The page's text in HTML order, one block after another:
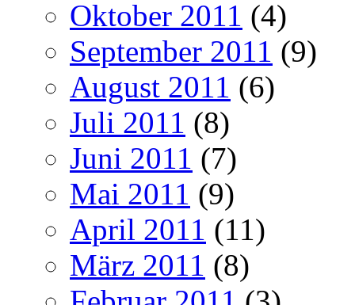
Oktober 2011 (4)
September 2011 (9)
August 2011 (6)
Juli 2011 (8)
Juni 2011 (7)
Mai 2011 (9)
April 2011 (11)
März 2011 (8)